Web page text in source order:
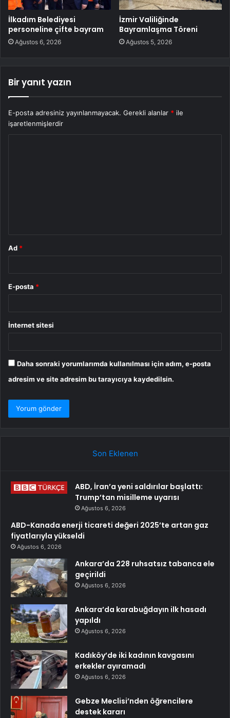
İlkadım Belediyesi
personeline çifte bayram
Ağustos 6, 2026
İzmir Valiliğinde
Bayramlaşma Töreni
Ağustos 5, 2026
Bir yanıt yazın
E-posta adresiniz yayınlanmayacak. Gerekli alanlar * ile
işaretlenmişlerdir
Ad *
E-posta *
İnternet sitesi
Daha sonraki yorumlarımda kullanılması için adım, e-posta
adresim ve site adresim bu tarayıcıya kaydedilsin.
Son Eklenen
ABD, İran’a yeni saldırılar başlattı:
Trump’tan misilleme uyarısı
Ağustos 6, 2026
ABD-Kanada enerji ticareti değeri 2025’te artan gaz
fiyatlarıyla yükseldi
Ağustos 6, 2026
Ankara’da 228 ruhsatsız tabanca ele
geçirildi
Ağustos 6, 2026
Ankara’da karabuğdayın ilk hasadı
yapıldı
Ağustos 6, 2026
Kadıköy’de iki kadının kavgasını
erkekler ayıramadı
Ağustos 6, 2026
Gebze Meclisi’nden öğrencilere
destek kararı